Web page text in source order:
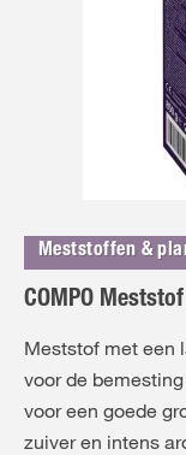
Meststoffen &
COMPO
Meststof met een
voor de
voor een goede
zuiver en intens